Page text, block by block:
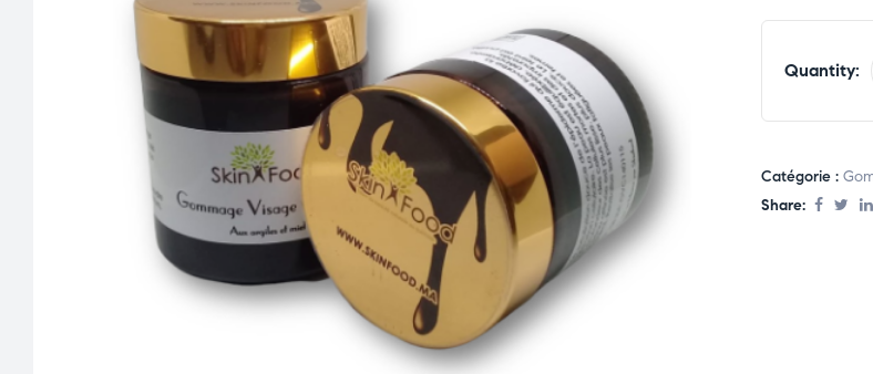
Quantity:
Catégorie :
Share: